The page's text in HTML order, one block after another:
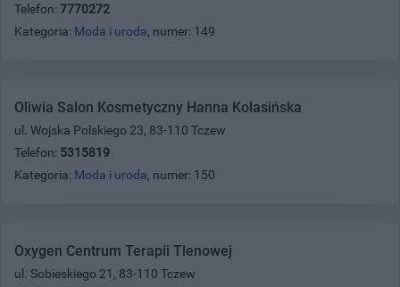
Telefon: 7770272
Kategoria: Moda i uroda, numer: 149
Oliwia Salon Kosmetyczny Hanna Kolasińska
ul. Wojska Polskiego 23, 83-110 Tczew
Telefon: 5315819
Kategoria: Moda i uroda, numer: 150
Oxygen Centrum Terapii Tlenowej
ul. Sobieskiego 21, 83-110 Tczew